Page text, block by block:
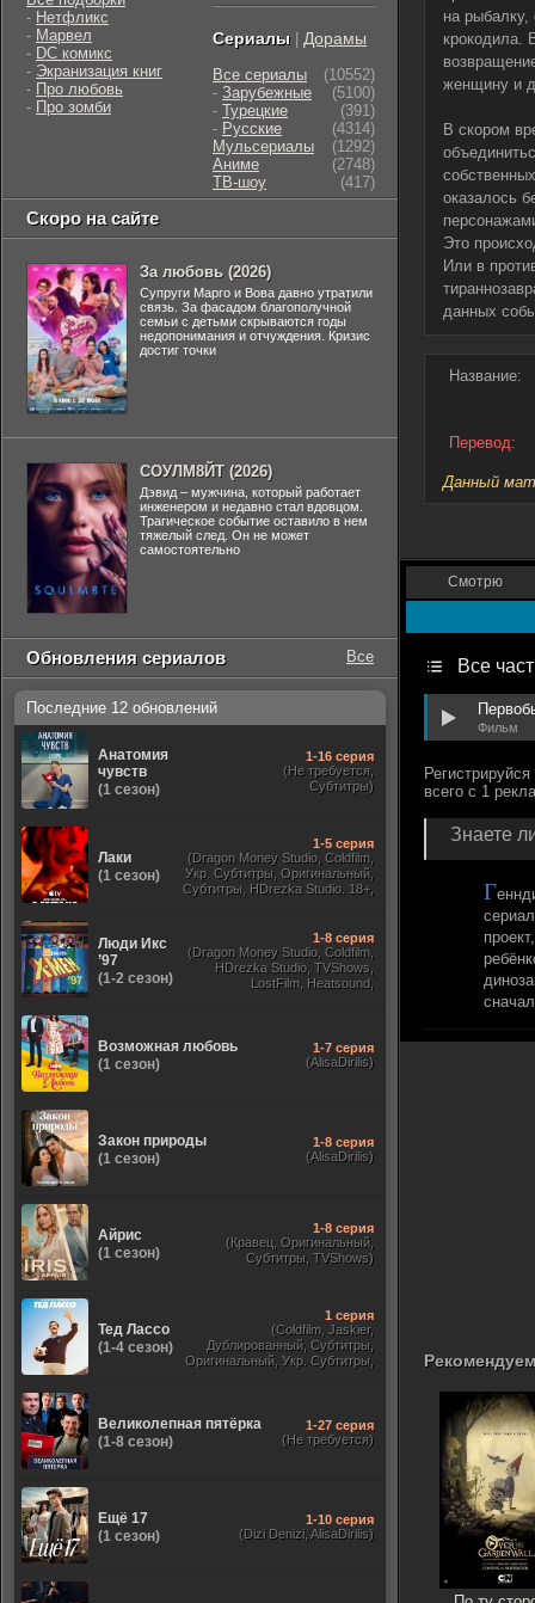
на рыбалку,
крокодила.
женщину и
В скором
оказалось
Это
Или в
данных
Название:
Перевод:
Данный
Смотрю
Все
Фильм
Знаете
Г
- Нетфликс
- Марвел
- DC комикс
- Экранизация книг
- Про любовь
- Про зомби
Сериалы Дорамы
Все сериалы
(10552)
- Зарубежные
(5100)
- Турецкие
(391)
- Русские
(4314)
Мульсериалы
(1292)
Аниме
(2748)
ТВ-шоу
(417)
Скоро на сайте
За любовь (2026)
Супруги Марго и Вова давно утратили
связь. За фасадом благополучной
семьи с детьми скрываются годы
недопонимания и отчуждения. Кризис
достиг точки
СОУЛМ8ЙТ (2026)
Дэвид – мужчина, который работает
инженером и недавно стал вдовцом.
Трагическое событие оставило в нем
тяжелый след. Он не может
самостоятельно
Обновления сериалов Все
Последние 12 обновлений
Анатомия
чувств
(1 сезон)
1-16 серия
(Не требуется,
Субтитры)
Лаки
(1 сезон)
1-5 серия
(Dragon Money Studio, Coldfilm,
Укр. Субтитры, Оригинальный,
Субтитры, HDrezka Studio. 18+,
Люди Икс
’97
(1-2 сезон)
1-8 серия
(Dragon Money Studio, Coldfilm,
HDrezka Studio, TVShows,
LostFilm, Heatsound,
Возможная любовь
(1 сезон)
1-7 серия
(AlisaDirilis)
Закон природы
(1 сезон)
1-8 серия
(AlisaDirilis)
Айрис
(1 сезон)
1-8 серия
(Кравец, Оригинальный,
Субтитры, TVShows)
Тед Лассо
(1-4 сезон)
1 серия
(Coldfilm, Jaskier,
Дублированный, Субтитры,
Оригинальный, Укр. Субтитры,
Великолепная пятёрка
(1-8 сезон)
1-27 серия
(Не требуется)
Ещё 17
(1 сезон)
1-10 серия
(Dizi Denizi, AlisaDirilis)